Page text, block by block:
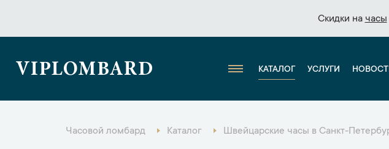
Скидки на часы
Скидки на часы
VIPLOMBARD КАТАЛОГ УСЛУГИ
Часовой ломбард Каталог Швейцарские часы в Санкт-